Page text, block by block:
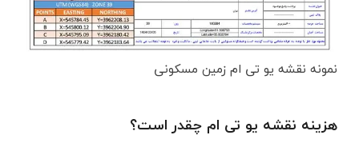
نمونه نقشه یو تی ام زمین مسکونی
هزینه نقشه یو تی ام چقدر است؟